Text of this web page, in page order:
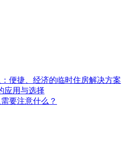
：便捷、经济的临时住房解决方案
应用与选择
注意什么？